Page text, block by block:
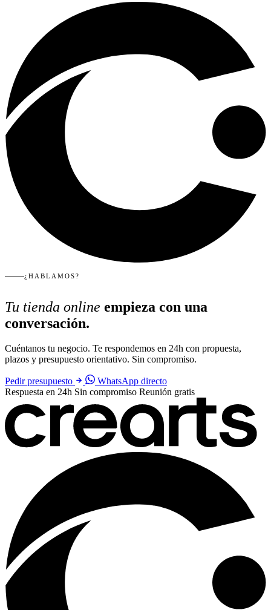
¿HABLAMOS?
Tu tienda online empieza con una
conversación.
Cuéntanos tu negocio. Te respondemos en 24h con propuesta,
plazos y presupuesto orientativo. Sin compromiso.
Pedir presupuesto
WhatsApp directo
Respuesta en 24h Sin compromiso Reunión gratis